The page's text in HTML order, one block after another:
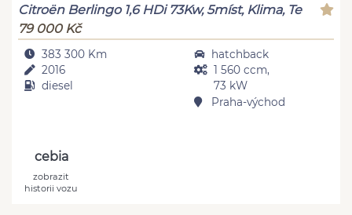
Citroën Berlingo 1,6 HDi 73Kw, 5míst, Klima, Te
79 000 Kč
383 300 Km
2016
diesel
hatchback
1 560 ccm,
73 kW
Praha-východ
cebia
zobrazit
historii vozu